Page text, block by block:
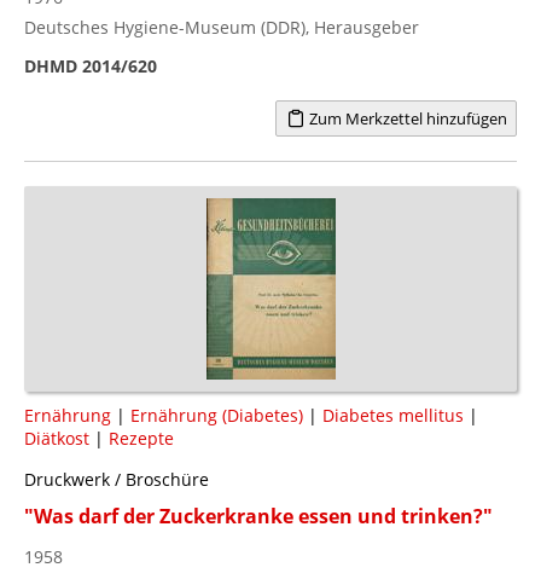
Deutsches Hygiene-Museum (DDR), Herausgeber
DHMD 2014/620
Zum Merkzettel hinzufügen
Ernährung | Ernährung (Diabetes) | Diabetes mellitus |
Diätkost | Rezepte
Druckwerk / Broschüre
"Was darf der Zuckerkranke essen und trinken?"
1958